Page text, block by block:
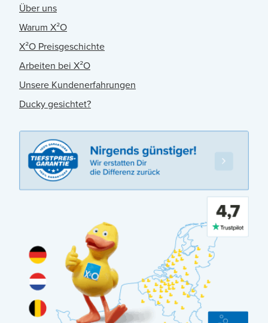
Über uns
Warum X²O
X²O Preisgeschichte
Arbeiten bei X²O
Unsere Kundenerfahrungen
Ducky gesichtet?